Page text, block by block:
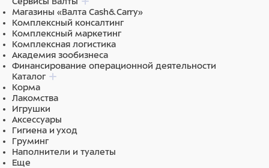
ЭНЕРГЕТИЧЕСКАЯ ЦЕННОСТЬ (средние значения) на
100г: 380 ккал.
Ингредиенты
Состав: утка 41% (дегидрированное мясо утки 26%,
свежее мясо утки 15%), рис, горох, картофель, жир
животный (очищенный на 99%, свиной жир), сушеная
мякоть свеклы, гидролизованная печень, пивные
дрожжи, хелатный минеральный комплекс, семена
льна, витаминный комплекс (А, D, E, К3, В1, В2, В4, В6,
В12, ниацин, пантотеновая кислота, биотин, фолиевая
кислота), рыбий жир, DL-метионин, таурин, яблоко,
Магазины «Валта Cash&Carry»
Комплексный консалтинг
Комплексный маркетинг
Комплексная логистика
Академия зообизнеса
Финансирование операционной деятельности
Каталог
Корма
Лакомства
Игрушки
Аксессуары
Гигиена и уход
Груминг
Наполнители и туалеты
Еще